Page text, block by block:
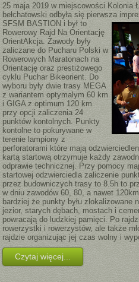
25 maja 2019 w miejscowości Kolonia
bełchatowski odbyła się pierwsza
SFSM BASTION i był to
Rowerowy Rajd Na Orientację
OrientAkcja. Zawody były
zaliczane do Pucharu Polski w
Rowerowych Maratonach na
Orientację oraz prestiżowego
cyklu Puchar Bikeorient. Do
wyboru były dwie trasy MEGA
z wariantem optymalym 60 km
i GIGA z optimum 120 km
przy opcji zaliczenia 24
punktów kontolnych. Punkty
kontolne to pokurywane w
terenie lampiony z
perforatorami które mają
kartą startową otrzymuje każdy
odprawie technicznej. Przy pomocy
startowej odzwierciedla zaliczenie
przez budowniczych trasy to 8.5h to
w dniu zawodów 60, 80, a nawet
bardziej że punkty byłu zlokalizowane
jezior, starych dębach, mostach i
powracają do ludzkiej pamięci. Po
rowerzystki i rowerzystów, ale także
rajdzie organizując jej czas wolny i
Czytaj więcej...